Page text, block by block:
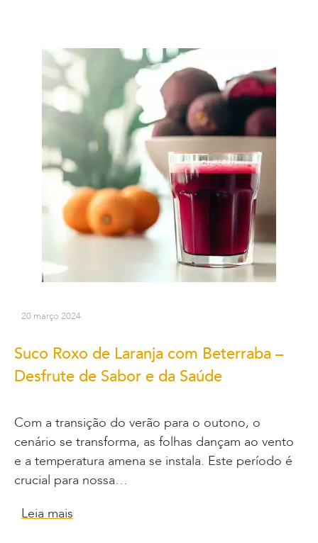
20 março 2024
Suco Roxo de Laranja com Beterraba –
Desfrute de Sabor e da Saúde
Com a transição do verão para o outono, o
cenário se transforma, as folhas dançam ao vento
e a temperatura amena se instala. Este período é
crucial para nossa…
Leia mais